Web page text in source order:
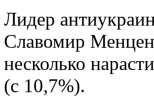
Лидер
Славомир
несколько
(с 10,7%).